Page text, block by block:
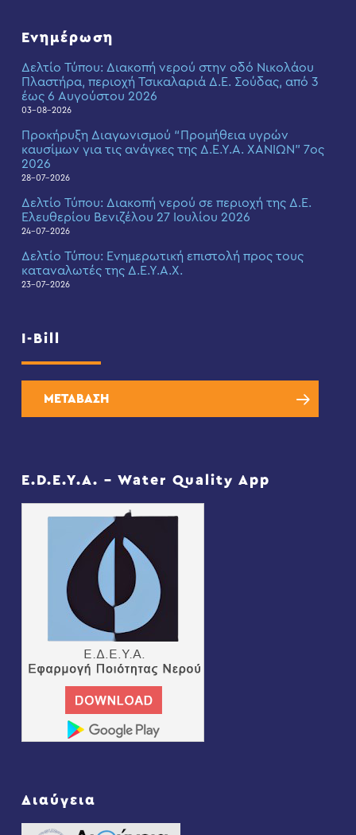
Ενημέρωση
Δελτίο Τύπου: Διακοπή νερού στην οδό Νικολάου
Πλαστήρα, περιοχή Τσικαλαριά Δ.Ε. Σούδας, από 3
έως 6 Αυγούστου 2026
03-08-2026
Προκήρυξη Διαγωνισμού “Προμήθεια υγρών
καυσίμων για τις ανάγκες της Δ.Ε.Υ.Α. ΧΑΝΙΩΝ” 7ος
2026
28-07-2026
Δελτίο Τύπου: Διακοπή νερού σε περιοχή της Δ.Ε.
Ελευθερίου Βενιζέλου 27 Ιουλίου 2026
24-07-2026
Δελτίο Τύπου: Eνημερωτική επιστολή προς τους
καταναλωτές της Δ.Ε.Υ.Α.Χ.
23-07-2026
I-Bill
ΜΕΤΑΒΑΣΗ
E.D.E.Y.A. – Water Quality App
Διαύγεια